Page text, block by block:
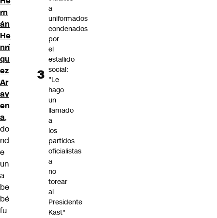
rn
án
He
nrí
qu
ez
Ar
av
en
a,
do
nd
e
un
a
be
bé
fu
a
uniformados
condenados
por
el
estallido
social:
"Le
hago
un
llamado
a
los
partidos
oficialistas
a
no
torear
al
Presidente
Kast"